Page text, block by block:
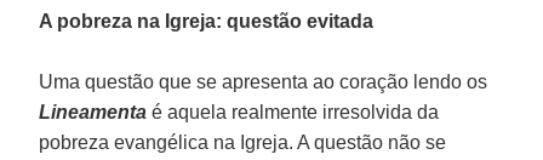
A pobreza na Igreja: questão evitada
Uma questão que se apresenta ao coração lendo os
Lineamenta é aquela realmente irresolvida da
pobreza evangélica na Igreja. A questão não se